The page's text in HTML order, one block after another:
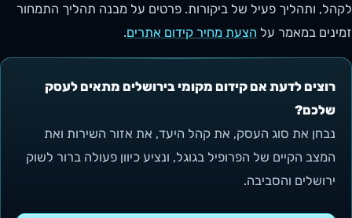
לקהל, ותהליך פעיל של ביקורות. פרטים על מבנה תהליך התמחור
זמינים במאמר על הצעת מחיר קידום אתרים.
רוצים לדעת אם קידום מקומי בירושלים מתאים לעסק
שלכם?
נבחן את סוג העסק, את קהל היעד, את אזור השירות ואת
המצב הקיים של הפרופיל בגוגל, ונציע כיוון פעולה ברור לשוק
ירושלים והסביבה.